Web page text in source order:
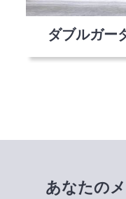
ダブルガー
あなたの